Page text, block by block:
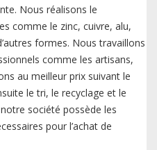
Nous réalisons le
comme le zinc, cuivre, alu,
formes. Nous travaillons
comme les artisans,
au meilleur prix suivant le
le tri, le recyclage et le
société possède les
pour l’achat de